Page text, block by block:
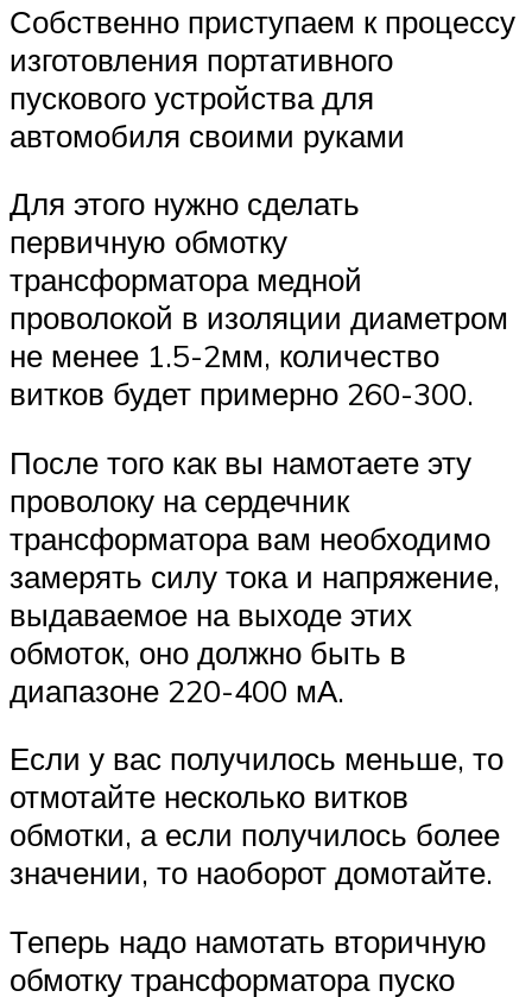
Собственно приступаем к процессу
изготовления портативного
пускового устройства для
автомобиля своими руками
Для этого нужно сделать
первичную обмотку
трансформатора медной
проволокой в изоляции диаметром
не менее 1.5-2мм, количество
витков будет примерно 260-300.
После того как вы намотаете эту
проволоку на сердечник
трансформатора вам необходимо
замерять силу тока и напряжение,
выдаваемое на выходе этих
обмоток, оно должно быть в
диапазоне 220-400 мА.
Если у вас получилось меньше, то
отмотайте несколько витков
обмотки, а если получилось более
значении, то наоборот домотайте.
Теперь надо намотать вторичную
обмотку трансформатора пуско